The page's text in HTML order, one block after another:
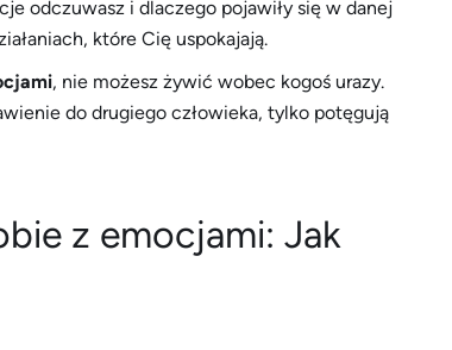
odczuwasz i dlaczego pojawiły się w danej
które Cię uspokajają.
, nie możesz żywić wobec kogoś urazy.
do drugiego człowieka, tylko potęgują
z emocjami: Jak